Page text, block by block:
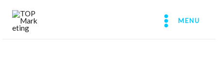
content
MENU